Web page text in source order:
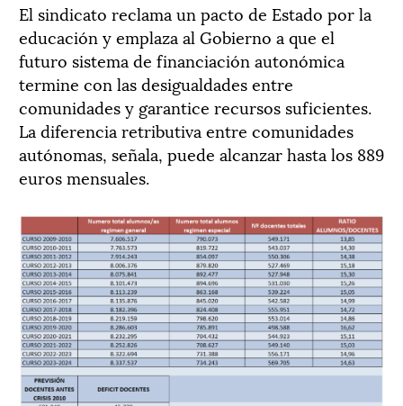
El sindicato reclama un pacto de Estado por la
educación y emplaza al Gobierno a que el
futuro sistema de financiación autonómica
termine con las desigualdades entre
comunidades y garantice recursos suficientes.
La diferencia retributiva entre comunidades
autónomas, señala, puede alcanzar hasta los 889
euros mensuales.